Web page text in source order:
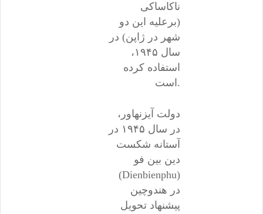
ناکاساکی
(برعلیه این دو
شهر در ژاپن) در
سال ۱۹۴۵،
استفاده کرده
است.
دولت آیزنهاور،
در سال ۱۹۴۵ در
آستانه شکست
دین بین فو
(Dienbienphu)
در هندوچین
پیشنهاد تحویل